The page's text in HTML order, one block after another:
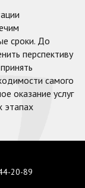
сроки. До
перспективу
самого
оказание услуг
этапах
20-89